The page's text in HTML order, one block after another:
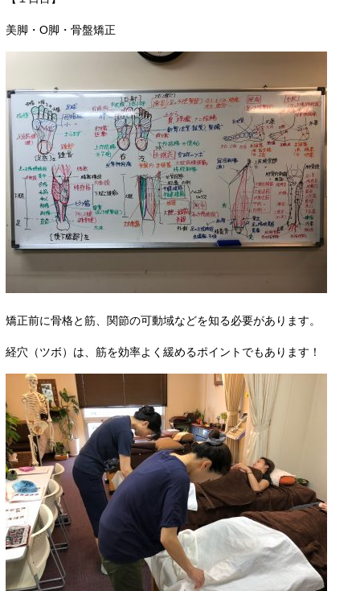
美脚・O脚・骨盤矯正
矯正前に骨格と筋、関節の可動域などを知る必要があります。
経穴（ツボ）は、筋を効率よく緩めるポイントでもあります！